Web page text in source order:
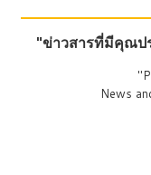
"ข่าวสารที่มีคุณป
News